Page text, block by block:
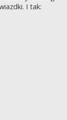
I tak: